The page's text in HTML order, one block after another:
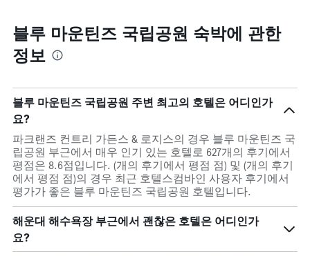
블루 마운틴즈 국립공원 숙박에 관한
정보
블루 마운틴즈 국립공원 주변 최고의 호텔은 어디인가
요?
파크랜즈 컨트리 가든스 & 로지스의 경우 블루 마운틴즈 국
립공원 부근에서 매우 인기 있는 호텔로 627개의 후기에서
평점은 8.6점입니다. (개의 후기에서 평점 점) 및 (개의 후기
에서 평점 점)의 경우 최근 호텔스컴바인 사용자 후기에서
평가가 좋은 블루 마운틴즈 국립공원 호텔입니다.
해운대 해수욕장 부근에서 괜찮은 호텔은 어디인가
요?